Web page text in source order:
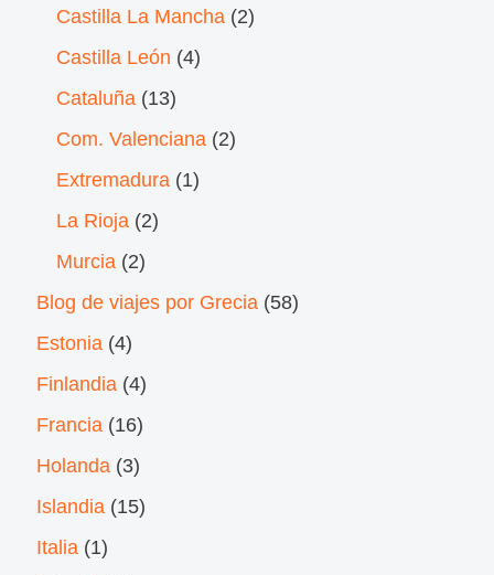
Castilla La Mancha (2)
Castilla León (4)
Cataluña (13)
Com. Valenciana (2)
Extremadura (1)
La Rioja (2)
Murcia (2)
Blog de viajes por Grecia (58)
Estonia (4)
Finlandia (4)
Francia (16)
Holanda (3)
Islandia (15)
Italia (1)